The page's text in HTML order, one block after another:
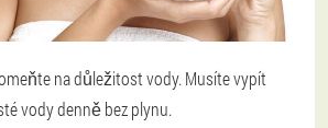
na důležitost vody. Musíte vypít
vody denně bez plynu.